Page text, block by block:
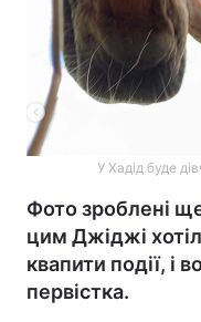
У Хадід буде
Фото зроблені
цим Джіджі
квапити події, і
первістка.